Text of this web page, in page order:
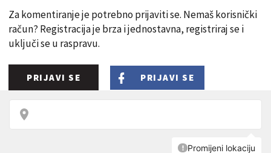
Za komentiranje je potrebno prijaviti se. Nemaš korisnički
račun? Registracija je brza i jednostavna, registriraj se i
uključi se u raspravu.
PRIJAVI SE PRIJAVI SE